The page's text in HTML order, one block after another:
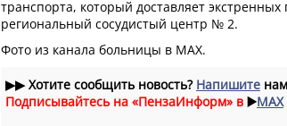
транспорта, который доставляет экстренных
региональный сосудистый центр № 2.
Фото из канала больницы в МАХ.
▶▶Хотите сообщить новость? Напишите
Подписывайтесь на «ПензаИнформ» в ▶️MAX